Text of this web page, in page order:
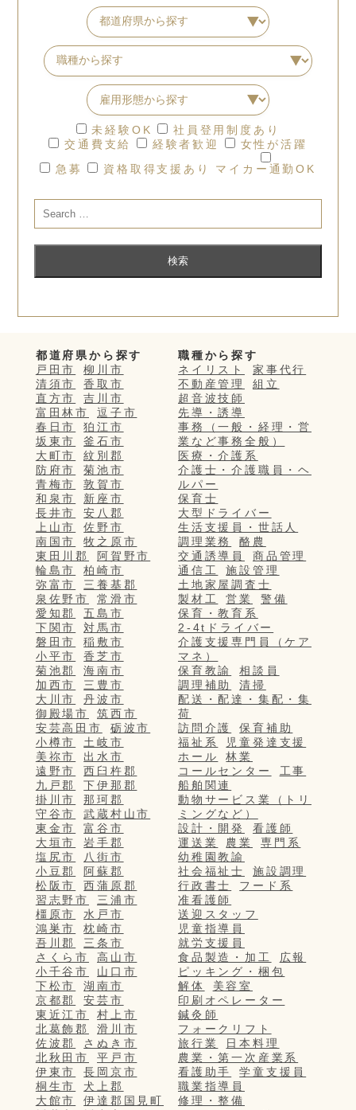
未経験OK
社員登用制度あり
交通費支給
経験者歓迎
女性が活躍
急募
資格取得支援あり マイカー通勤OK
都道府県から探す
戸田市
柳川市
清須市
香取市
直方市
吉川市
富田林市
逗子市
春日市
狛江市
坂東市
釜石市
大町市
紋別郡
防府市
菊池市
青梅市
敦賀市
和泉市
新座市
長井市
安八郡
上山市
佐野市
南国市
牧之原市
東田川郡
阿賀野市
輪島市
柏崎市
弥富市
三養基郡
泉佐野市
常滑市
愛知郡
五島市
下関市
対馬市
磐田市
稲敷市
小平市
香芝市
菊池郡
海南市
加西市
三豊市
大川市
丹波市
御殿場市
筑西市
安芸高田市
砺波市
小樽市
土岐市
美祢市
出水市
遠野市
西臼杵郡
九戸郡
下伊那郡
掛川市
那珂郡
守谷市
武蔵村山市
東金市
富谷市
大垣市
岩手郡
塩尻市
八街市
小豆郡
阿蘇郡
松阪市
西蒲原郡
習志野市
三浦市
橿原市
水戸市
鴻巣市
枕崎市
吾川郡
三条市
さくら市
高山市
小千谷市
山口市
下松市
湖南市
京都郡
安芸市
東近江市
村上市
北葛飾郡
滑川市
佐波郡
さぬき市
北秋田市
平戸市
伊東市
長岡京市
桐生市
犬上郡
大館市
伊達郡国見町
職種から探す
ネイリスト
家事代行
不動産管理
組立
超音波技師
先導・誘導
事務（一般・経理・営
業など事務全般）
医療・介護系
介護士・介護職員・ヘ
ルパー
保育士
大型ドライバー
生活支援員・世話人
調理業務
酪農
交通誘導員
商品管理
通信工
施設管理
土地家屋調査士
製材工
営業
警備
保育・教育系
2-4tドライバー
介護支援専門員（ケア
マネ）
保育教諭
相談員
調理補助
清掃
配送・配達・集配・集
荷
訪問介護
保育補助
福祉系
児童発達支援
ホール
林業
コールセンター
工事
船舶関連
動物サービス業（トリ
ミングなど）
設計・開発
看護師
運送業
農業
専門系
幼稚園教諭
社会福祉士
施設調理
行政書士
フード系
准看護師
送迎スタッフ
児童指導員
就労支援員
食品製造・加工
広報
ピッキング・梱包
解体
美容室
印刷オペレーター
鍼灸師
フォークリフト
旅行業
日本料理
農業・第一次産業系
看護助手
学童支援員
職業指導員
修理・整備